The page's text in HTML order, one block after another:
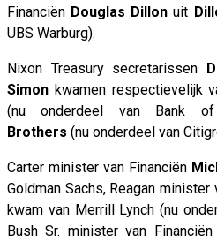
Financiën Douglas Dillon uit
UBS Warburg).
Nixon Treasury secretarissen
Simon kwamen respectievelijk
(nu onderdeel van Bank
Brothers (nu onderdeel van
Carter minister van Financiën
Goldman Sachs, Reagan minister
kwam van Merrill Lynch (nu
Bush Sr. minister van